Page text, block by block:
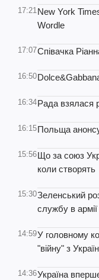
17:21New York
Wordle
17:07Співачка
16:50
16:34Рада взялася
16:15Польща
15:56Що за союз
коли створять
15:30Зеленський
службу в
14:59У головному
"війну" з
14:36Україна